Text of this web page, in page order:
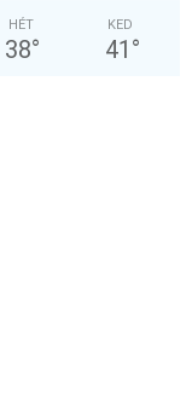
HÉT
38°
KED
41 °